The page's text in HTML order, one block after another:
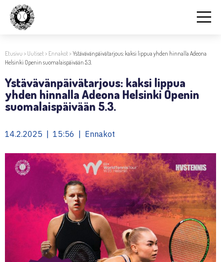
Etusivu > Uutiset> Ennakot>Ystävävänpäivätarjous: kaksi lippua yhden hinnalla Adeona
Helsinki Openin suomalaispäivään 5.3.
Ystävävänpäivätarjous: kaksi lippua
yhden hinnalla Adeona Helsinki Openin
suomalaispäivään 5.3.
14.2.2025 | 15:56 | Ennakot